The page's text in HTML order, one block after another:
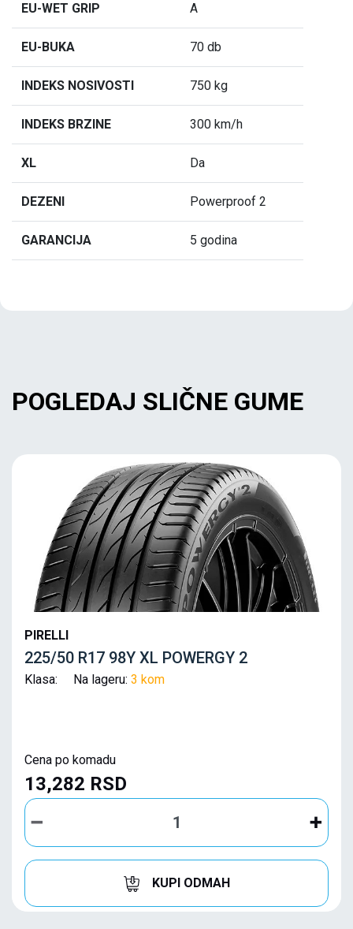
EU-WET GRIP A
EU-BUKA 70 db
INDEKS NOSIVOSTI 750 kg
INDEKS BRZINE 300 km/h
XL Da
DEZENI Powerproof 2
GARANCIJA 5 godina
POGLEDAJ SLIČNE GUME
PIRELLI
225/50 R17 98Y XL POWERGY 2
Klasa: Na lageru: 3 kom
Cena po komadu
13,282 RSD
KUPI ODMAH